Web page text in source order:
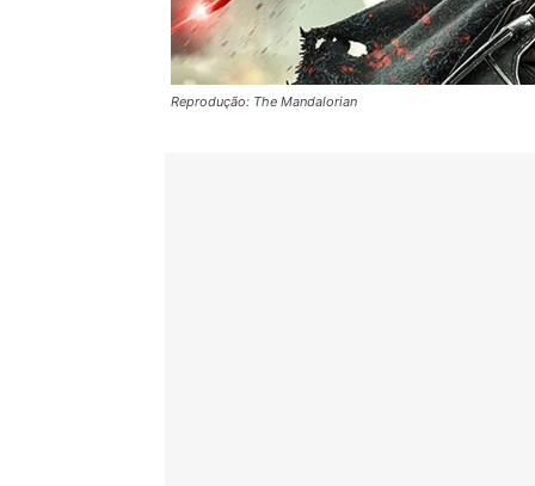
Reprodução: The Mandalorian